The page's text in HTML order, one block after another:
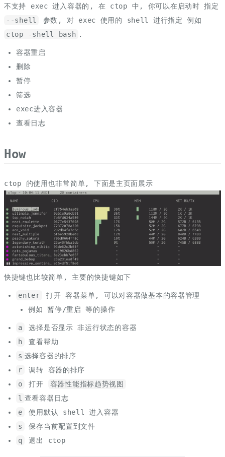
不支持 exec 进入容器的, 在 ctop 中, 你可以在启动时 指定
--shell
参数, 对 exec 使用的 shell 进行指定 例如
ctop -shell bash .
容器重启
删除
暂停
筛选
exec进入容器
查看日志
How
ctop 的使用也非常简单, 下面是主页面展示
快捷键也比较简单, 主要的快捷键如下
enter
打开 容器菜单, 可以对容器做基本的容器管理
例如 暂停/重启 等的操作
a
选择是否显示 非运行状态的容器
h
查看帮助
s 选择容器的排序
r
调转 容器的排序
o
打开
容器性能指标趋势视图
l 查看容器日志
e
使用默认 shell 进入容器
s
保存当前配置到文件
q
退出 ctop